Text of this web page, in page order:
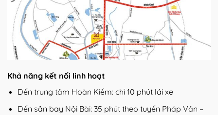
Khả năng kết nối linh hoạt
Đến trung tâm Hoàn Kiếm: chỉ 10 phút lái xe
Đến sân bay Nội Bài: 35 phút theo tuyến Pháp Vân –